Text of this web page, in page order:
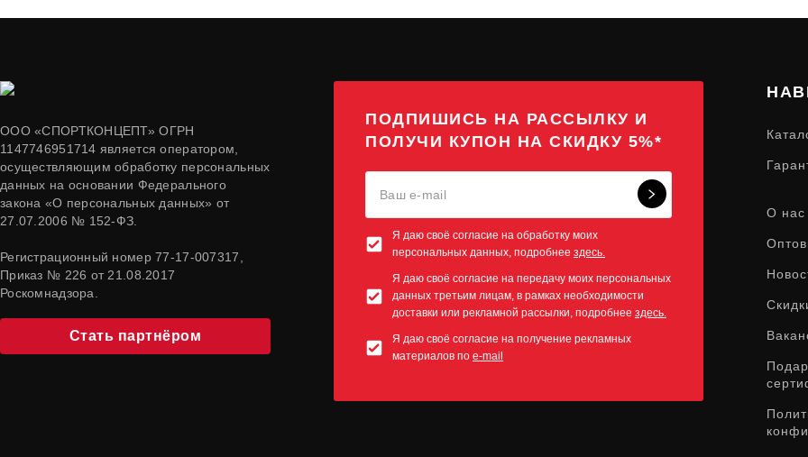
ООО «СПОРТКОНЦЕПТ» ОГРН
1147746951714 является оператором,
осуществляющим обработку персональных
данных на основании Федерального
закона «О персональных данных» от
27.07.2006 № 152-ФЗ.
Регистрационный номер 77-17-007317,
Приказ № 226 от 21.08.2017
Роскомнадзора.
Стать партнёром
ПОДПИШИСЬ НА РАССЫЛКУ И
ПОЛУЧИ КУПОН НА СКИДКУ 5%*
Я даю своё согласие на обработку моих
персональных данных, подробнее здесь.
Я даю своё согласие на передачу моих персональных
данных третьим лицам, в рамках необходимости
доставки или рекламной рассылки, подробнее здесь.
Я даю своё согласие на получение рекламных
материалов по e-mail
О нас